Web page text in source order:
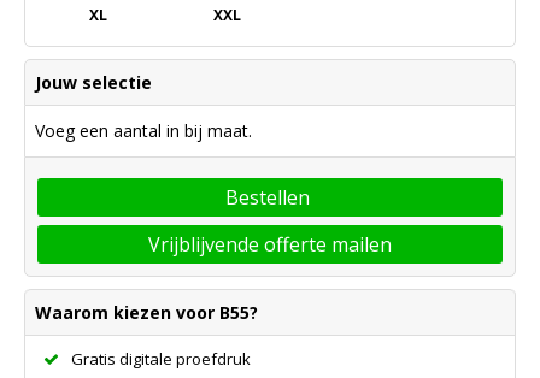
XL
XXL
Jouw selectie
Voeg een aantal in bij maat.
Bestellen
Vrijblijvende offerte mailen
Waarom kiezen voor B55?
Gratis digitale proefdruk